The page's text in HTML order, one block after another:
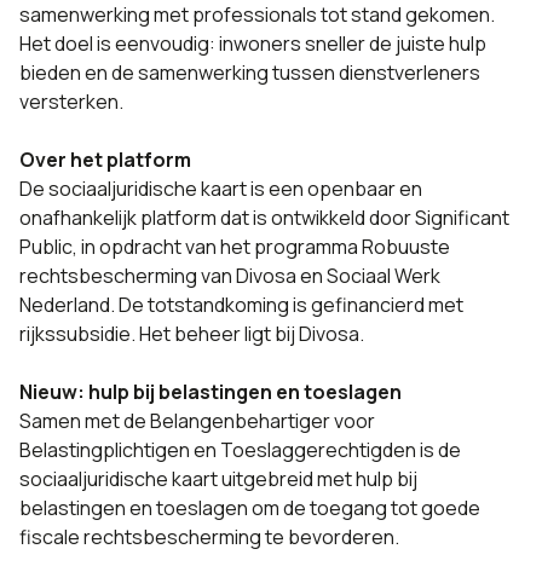
samenwerking met professionals tot stand gekomen.
Het doel is eenvoudig: inwoners sneller de juiste hulp
bieden en de samenwerking tussen dienstverleners
versterken.
Over het platform
De sociaaljuridische kaart is een openbaar en
onafhankelijk platform dat is ontwikkeld door Significant
Public, in opdracht van het programma Robuuste
rechtsbescherming van Divosa en Sociaal Werk
Nederland. De totstandkoming is gefinancierd met
rijkssubsidie. Het beheer ligt bij Divosa.
Nieuw: hulp bij belastingen en toeslagen
Samen met de Belangenbehartiger voor
Belastingplichtigen en Toeslaggerechtigden is de
sociaaljuridische kaart uitgebreid met hulp bij
belastingen en toeslagen om de toegang tot goede
fiscale rechtsbescherming te bevorderen.